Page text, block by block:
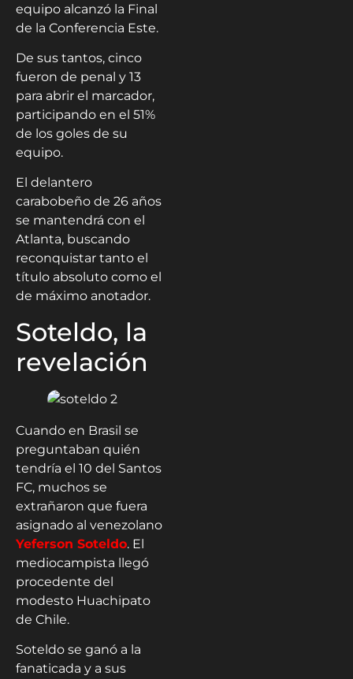
equipo alcanzó la Final
de la Conferencia Este.
De sus tantos, cinco
fueron de penal y 13
para abrir el marcador,
participando en el 51%
de los goles de su
equipo.
El delantero
carabobeño de 26 años
se mantendrá con el
Atlanta, buscando
reconquistar tanto el
título absoluto como el
de máximo anotador.
Soteldo, la
revelación
Cuando en Brasil se
preguntaban quién
tendría el 10 del Santos
FC, muchos se
extrañaron que fuera
asignado al venezolano
Yeferson Soteldo. El
mediocampista llegó
procedente del
modesto Huachipato
de Chile.
Soteldo se ganó a la
fanaticada y a sus